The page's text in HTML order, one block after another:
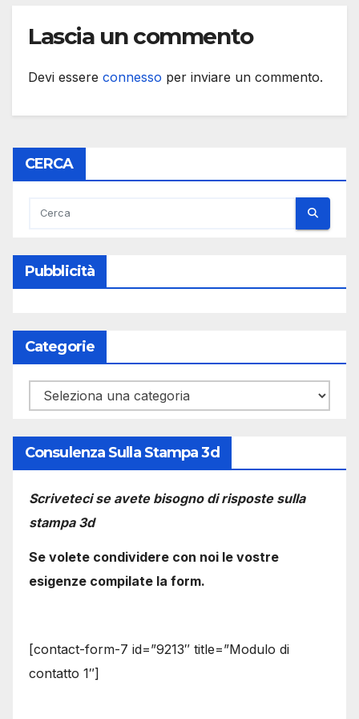
Lascia un commento
Devi essere connesso per inviare un commento.
CERCA
Pubblicità
Categorie
Categorie
Consulenza Sulla Stampa 3d
Scriveteci se avete bisogno di risposte sulla
stampa 3d
Se volete condividere con noi le vostre
esigenze compilate la form.
[contact-form-7 id=”9213″ title=”Modulo di
contatto 1″]